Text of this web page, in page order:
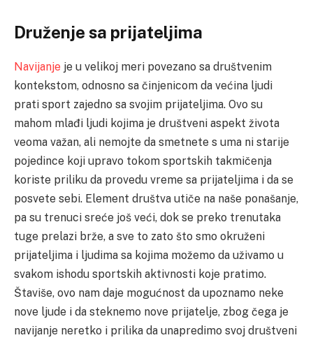
Druženje sa prijateljima
Navijanje je u velikoj meri povezano sa društvenim
kontekstom, odnosno sa činjenicom da većina ljudi
prati sport zajedno sa svojim prijateljima. Ovo su
mahom mlađi ljudi kojima je društveni aspekt života
veoma važan, ali nemojte da smetnete s uma ni starije
pojedince koji upravo tokom sportskih takmičenja
koriste priliku da provedu vreme sa prijateljima i da se
posvete sebi. Element društva utiče na naše ponašanje,
pa su trenuci sreće još veći, dok se preko trenutaka
tuge prelazi brže, a sve to zato što smo okruženi
prijateljima i ljudima sa kojima možemo da uživamo u
svakom ishodu sportskih aktivnosti koje pratimo.
Štaviše, ovo nam daje mogućnost da upoznamo neke
nove ljude i da steknemo nove prijatelje, zbog čega je
navijanje neretko i prilika da unapredimo svoj društveni